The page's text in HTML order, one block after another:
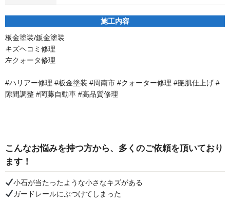
施工内容
板金塗装/鈑金塗装
キズヘコミ修理
左クォータ修理
#ハリアー修理 #板金塗装 #周南市 #クォーター修理 #艶肌仕上げ #
隙間調整 #岡藤自動車 #高品質修理
こんなお悩みを持つ方から、多くのご依頼を頂いており
ます！
小石が当たったような小さなキズがある
ガードレールにぶつけてしまった